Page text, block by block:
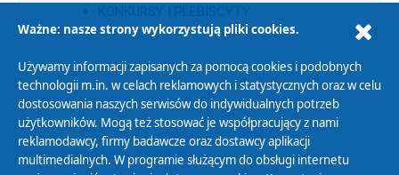
Polityka Prywatności
Zasady korzystania z Serwisu
Ważne: nasze strony wykorzystują pliki cookies.
Używamy informacji zapisanych za pomocą cookies i podobnych
technologii m.in. w celach reklamowych i statystycznych oraz w celu
dostosowania naszych serwisów do indywidualnych potrzeb
użytkowników. Mogą też stosować je współpracujący z nami
reklamodawcy, firmy badawcze oraz dostawcy aplikacji
multimedialnych. W programie służącym do obsługi internetu